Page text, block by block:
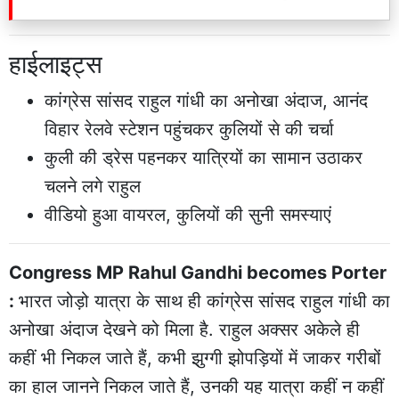
हाईलाइट्स
कांग्रेस सांसद राहुल गांधी का अनोखा अंदाज, आनंद
विहार रेलवे स्टेशन पहुंचकर कुलियों से की चर्चा
कुली की ड्रेस पहनकर यात्रियों का सामान उठाकर
चलने लगे राहुल
वीडियो हुआ वायरल, कुलियों की सुनी समस्याएं
Congress MP Rahul Gandhi becomes Porter
: भारत जोड़ो यात्रा के साथ ही कांग्रेस सांसद राहुल गांधी का
अनोखा अंदाज देखने को मिला है. राहुल अक्सर अकेले ही
कहीं भी निकल जाते हैं, कभी झुग्गी झोपड़ियों में जाकर गरीबों
का हाल जानने निकल जाते हैं, उनकी यह यात्रा कहीं न कहीं